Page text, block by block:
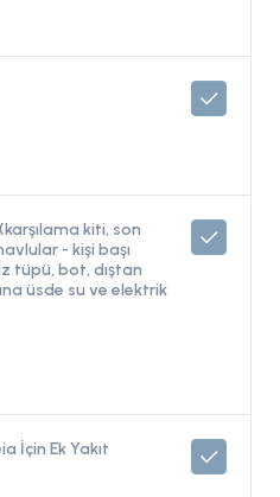
kiti, son
- kişi başı
tüpü, bot, dıştan
üsde su ve elektrik
İçin Ek Yakıt